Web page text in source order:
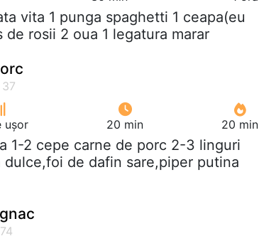
vita 1 punga spaghetti 1 ceapa(eu
rosii 2 oua 1 legatura marar
ușor 20 min 20 min
1-2 cepe carne de porc 2-3 linguri
de dafin sare,piper putina